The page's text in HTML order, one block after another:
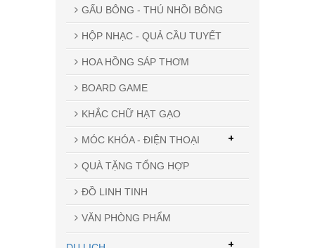
GẤU BÔNG - THÚ NHỒI BÔNG
HỘP NHẠC - QUẢ CẦU TUYẾT
HOA HỒNG SÁP THƠM
BOARD GAME
KHẮC CHỮ HẠT GẠO
MÓC KHÓA - ĐIỆN THOẠI +
QUÀ TẶNG TỔNG HỢP
ĐỒ LINH TINH
VĂN PHÒNG PHẨM
+